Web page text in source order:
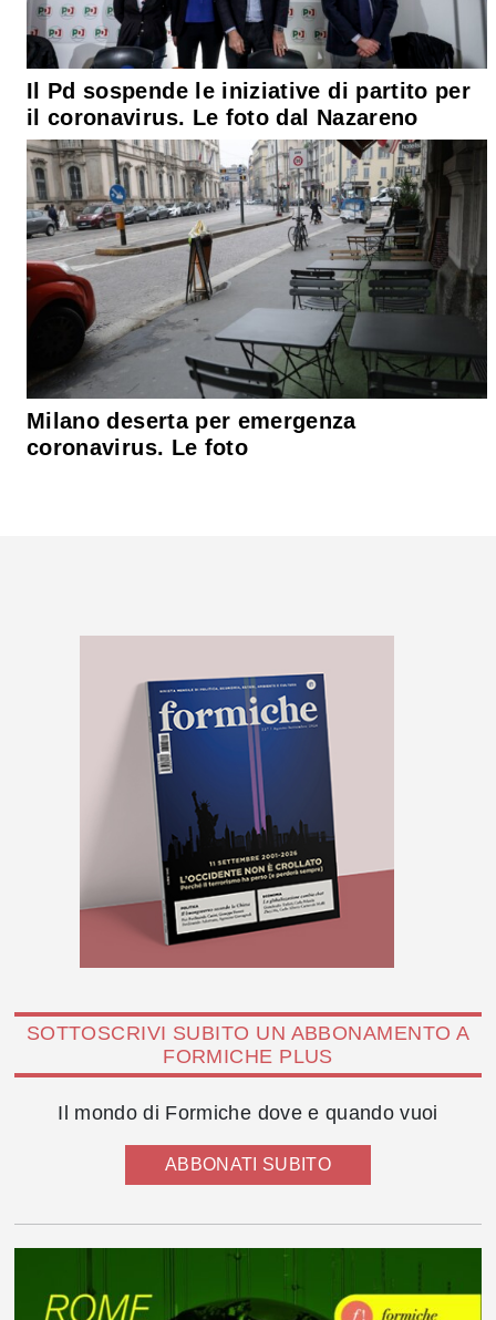
Il Pd sospende le iniziative di partito per
il coronavirus. Le foto dal Nazareno
Milano deserta per emergenza
coronavirus. Le foto
SOTTOSCRIVI SUBITO UN ABBONAMENTO A
FORMICHE PLUS
Il mondo di Formiche dove e quando vuoi
ABBONATI SUBITO